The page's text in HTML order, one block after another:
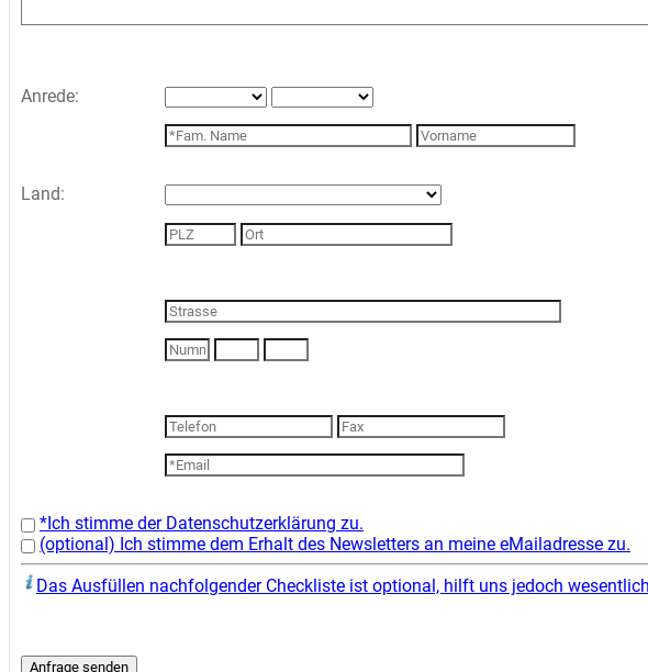
Anrede:
Land:
*Ich stimme der Datenschutzerklärung zu.
(optional) Ich stimme dem Erhalt des Newsletters an meine eMailadresse zu.
Das Ausfüllen nachfolgender Checkliste ist optional, hilft uns jedoch